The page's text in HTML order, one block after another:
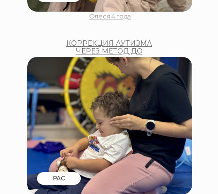
КОРРЕКЦИЯ АУТИЗМА
ЧЕРЕЗ МЕТОД ДО
РАС
Олеся 4 года